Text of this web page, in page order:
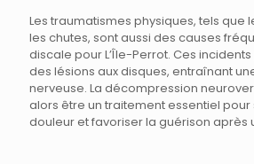
Les traumatismes physiques, tels que
les chutes, sont aussi des causes
discale pour L’Île-Perrot. Ces
des lésions aux disques, entraînant
nerveuse. La décompression
alors être un traitement essentiel
douleur et favoriser la guérison après